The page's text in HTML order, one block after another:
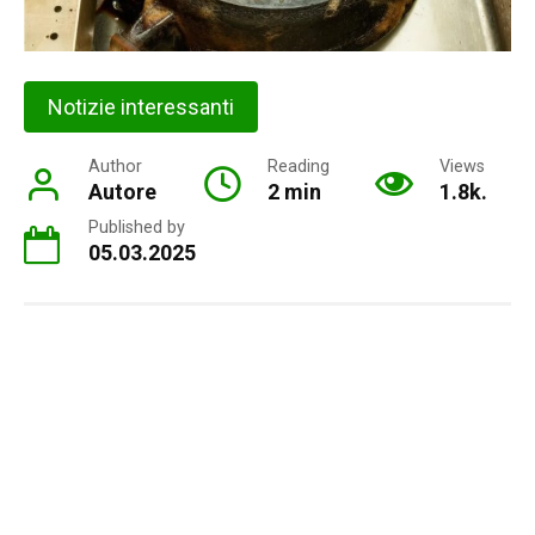
Notizie interessanti
Author
Autore
Reading
2 min
Views
1.8k.
Published by
05.03.2025